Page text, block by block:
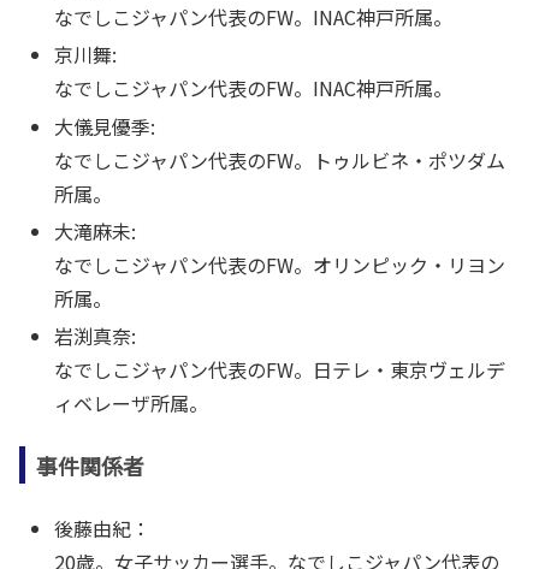
なでしこジャパン代表のFW。INAC神戸所属。
京川舞:
なでしこジャパン代表のFW。INAC神戸所属。
大儀見優季:
なでしこジャパン代表のFW。トゥルビネ・ポツダム
所属。
大滝麻未:
なでしこジャパン代表のFW。オリンピック・リヨン
所属。
岩渕真奈:
なでしこジャパン代表のFW。日テレ・東京ヴェルデ
ィベレーザ所属。
事件関係者
後藤由紀：
20歳。女子サッカー選手。なでしこジャパン代表の